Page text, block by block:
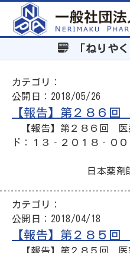
「ねりや
カテゴリ：
公開日： 2018/05/26
【報告】第２８６
【報告】第２８６回
ド：１３‐２０１８‐００
日本薬剤師
カテゴリ：
公開日： 2018/04/18
【報告】第２８５
【報告】第２８５回